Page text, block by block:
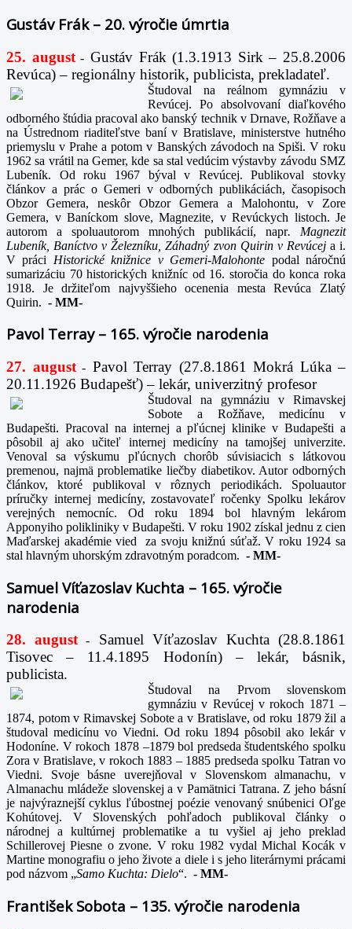
Gustáv Frák – 20. výročie úmrtia
25. august- Gustáv Frák (1.3.1913 Sirk – 25.8.2006
Revúca) – regionálny historik, publicista, prekladateľ.
Študoval na reálnom gymnáziu v
Revúcej. Po absolvovaní diaľkového
odborného štúdia pracoval ako banský technik v Drnave, Rožňave a
na Ústrednom riaditeľstve baní v Bratislave, ministerstve hutného
priemyslu v Prahe a potom v Banských závodoch na Spiši. V roku
1962 sa vrátil na Gemer, kde sa stal vedúcim výstavby závodu SMZ
Lubeník. Od roku 1967 býval v Revúcej. Publikoval stovky
článkov a prác o Gemeri v odborných publikáciách, časopisoch
Obzor Gemera, neskôr Obzor Gemera a Malohontu, v Zore
Gemera, v Baníckom slove, Magnezite, v Revúckych listoch. Je
autorom a spoluautorom mnohých publikácií, napr. Magnezit
Lubeník, Baníctvo v Železníku, Záhadný zvon Quirin v Revúcej a i.
V práci Historické knižnice v Gemeri-Malohonte podal náročnú
sumarizáciu 70 historických knižníc od 16. storočia do konca roka
1918. Je držiteľom najvyššieho ocenenia mesta Revúca Zlatý
Quirin. - MM-
Pavol Terray – 165. výročie narodenia
27. august- Pavol Terray (27.8.1861 Mokrá Lúka –
20.11.1926 Budapešť) – lekár, univerzitný profesor
Študoval na gymnáziu v Rimavskej
Sobote a Rožňave, medicínu v
Budapešti. Pracoval na internej a pľúcnej klinike v Budapešti a
pôsobil aj ako učiteľ internej medicíny na tamojšej univerzite.
Venoval sa výskumu pľúcnych chorôb súvisiacich s látkovou
premenou, najmä problematike liečby diabetikov. Autor odborných
článkov, ktoré publikoval v rôznych periodikách. Spoluautor
príručky internej medicíny, zostavovateľ ročenky Spolku lekárov
verejných nemocníc. Od roku 1894 bol hlavným lekárom
Apponyiho polikliniky v Budapešti. V roku 1902 získal jednu z cien
Maďarskej akadémie vied za svoju knižnú súťaž. V roku 1924 sa
stal hlavným uhorským zdravotným poradcom. - MM-
Samuel Víťazoslav Kuchta – 165. výročie
narodenia
28. august-
Samuel Víťazoslav Kuchta (28.8.1861
Tisovec – 11.4.1895 Hodonín) – lekár, básnik,
publicista.
Študoval na Prvom slovenskom
gymnáziu v Revúcej v rokoch 1871 –
1874, potom v Rimavskej Sobote a v Bratislave, od roku 1879 žil a
študoval medicínu vo Viedni. Od roku 1894 pôsobil ako lekár v
Hodoníne. V rokoch 1878 –1879 bol predseda študentského spolku
Zora v Bratislave, v rokoch 1883 – 1885 predseda spolku Tatran vo
Viedni. Svoje básne uverejňoval v Slovenskom almanachu, v
Almanachu mládeže slovenskej a v Pamätnici Tatrana. Z jeho básní
je najvýraznejší cyklus ľúbostnej poézie venovaný snúbenici Oľge
Kohútovej. V Slovenských pohľadoch publikoval články o
národnej a kultúrnej problematike a tu vyšiel aj jeho preklad
Schillerovej Piesne o zvone. V roku 1982 vydal Michal Kocák v
Martine monografiu o jeho živote a diele i s jeho literárnymi prácami
pod názvom „Samo Kuchta: Dielo“. - MM-
František Sobota – 135. výročie narodenia